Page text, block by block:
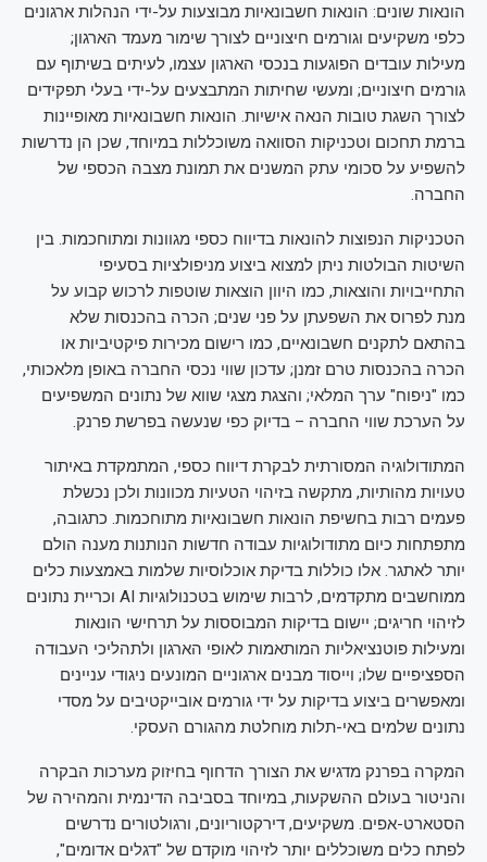
הונאות שונים: הונאות חשבונאיות מבוצעות על-ידי הנהלות ארגונים
כלפי משקיעים וגורמים חיצוניים לצורך שימור מעמד הארגון;
מעילות עובדים הפוגעות בנכסי הארגון עצמו, לעיתים בשיתוף עם
גורמים חיצוניים; ומעשי שחיתות המתבצעים על-ידי בעלי תפקידים
לצורך השגת טובות הנאה אישיות. הונאות חשבונאיות מאופיינות
ברמת תחכום וטכניקות הסוואה משוכללות במיוחד, שכן הן נדרשות
להשפיע על סכומי עתק המשנים את תמונת מצבה הכספי של
החברה.
הטכניקות הנפוצות להונאות בדיווח כספי מגוונות ומתוחכמות. בין
השיטות הבולטות ניתן למצוא ביצוע מניפולציות בסעיפי
התחייבויות והוצאות, כמו היוון הוצאות שוטפות לרכוש קבוע על
מנת לפרוס את השפעתן על פני שנים; הכרה בהכנסות שלא
בהתאם לתקנים חשבונאיים, כמו רישום מכירות פיקטיביות או
הכרה בהכנסות טרם זמנן; עדכון שווי נכסי החברה באופן מלאכותי,
כמו "ניפוח" ערך המלאי; והצגת מצגי שווא של נתונים המשפיעים
על הערכת שווי החברה – בדיוק כפי שנעשה בפרשת פרנק.
המתודולוגיה המסורתית לבקרת דיווח כספי, המתמקדת באיתור
טעויות מהותיות, מתקשה בזיהוי הטעיות מכוונות ולכן נכשלת
פעמים רבות בחשיפת הונאות חשבונאיות מתוחכמות. כתגובה,
מתפתחות כיום מתודולוגיות עבודה חדשות הנותנות מענה הולם
יותר לאתגר. אלו כוללות בדיקת אוכלוסיות שלמות באמצעות כלים
ממוחשבים מתקדמים, לרבות שימוש בטכנולוגיות AI וכריית נתונים
לזיהוי חריגים; יישום בדיקות המבוססות על תרחישי הונאות
ומעילות פוטנציאליות המותאמות לאופי הארגון ולתהליכי העבודה
הספציפיים שלו; וייסוד מבנים ארגוניים המונעים ניגודי עניינים
ומאפשרים ביצוע בדיקות על ידי גורמים אובייקטיבים על מסדי
נתונים שלמים באי-תלות מוחלטת מהגורם העסקי.
המקרה בפרנק מדגיש את הצורך הדחוף בחיזוק מערכות הבקרה
והניטור בעולם ההשקעות, במיוחד בסביבה הדינמית והמהירה של
הסטארט-אפים. משקיעים, דירקטוריונים, ורגולטורים נדרשים
לפתח כלים משוכללים יותר לזיהוי מוקדם של "דגלים אדומים",